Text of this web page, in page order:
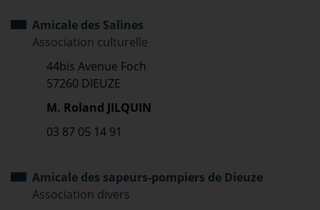
Amicale des Salines
Association culturelle
44bis Avenue Foch
57260 DIEUZE
M. Roland JILQUIN
03 87 05 14 91
Amicale des sapeurs-pompiers de Dieuze
Association divers